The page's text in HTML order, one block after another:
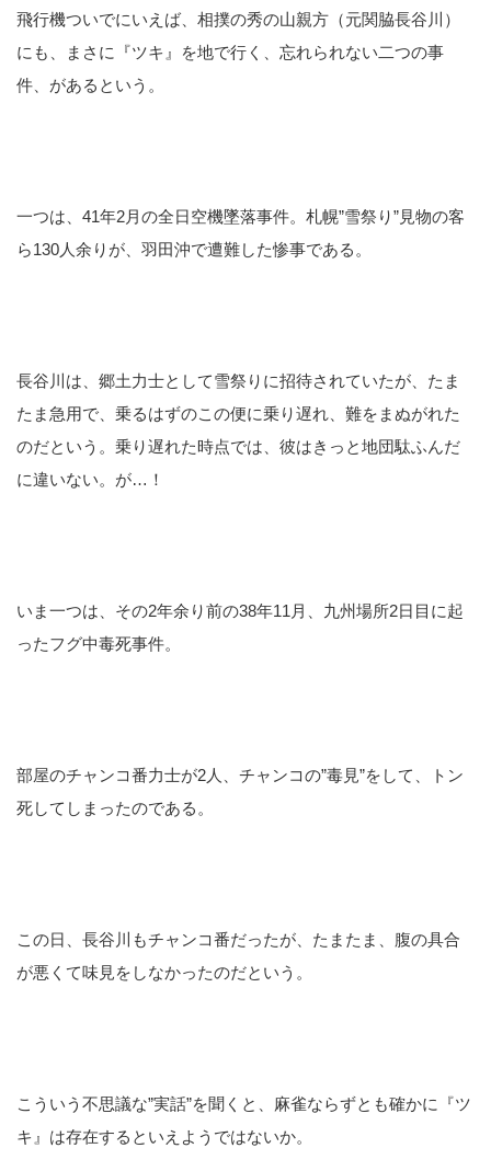
飛行機ついでにいえば、相撲の秀の山親方（元関脇長谷川）
にも、まさに『ツキ』を地で行く、忘れられない二つの事
件、があるという。
一つは、41年2月の全日空機墜落事件。札幌”雪祭り”見物の客
ら130人余りが、羽田沖で遭難した惨事である。
長谷川は、郷土力士として雪祭りに招待されていたが、たま
たま急用で、乗るはずのこの便に乗り遅れ、難をまぬがれた
のだという。乗り遅れた時点では、彼はきっと地団駄ふんだ
に違いない。が…！
いま一つは、その2年余り前の38年11月、九州場所2日目に起
ったフグ中毒死事件。
部屋のチャンコ番力士が2人、チャンコの”毒見”をして、トン
死してしまったのである。
この日、長谷川もチャンコ番だったが、たまたま、腹の具合
が悪くて味見をしなかったのだという。
こういう不思議な”実話”を聞くと、麻雀ならずとも確かに『ツ
キ』は存在するといえようではないか。